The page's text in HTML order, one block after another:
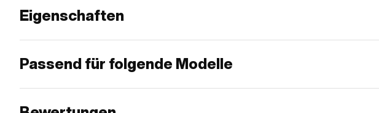
Eigenschaften
Passend für folgende Modelle